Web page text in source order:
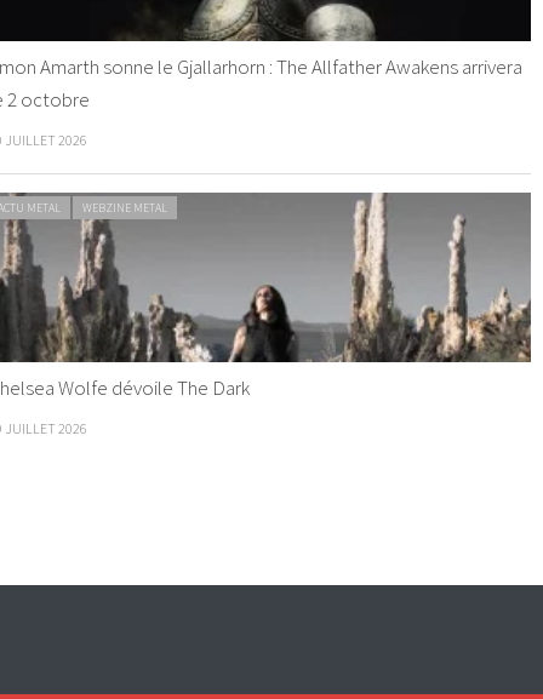
Amarth sonne le Gjallarhorn : The Allfather Awakens arrivera
2 octobre
JUILLET 2026
METAL WEBZINE METAL
Wolfe dévoile The Dark
JUILLET 2026